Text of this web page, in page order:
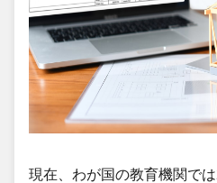
現在、わが国の教育機関で